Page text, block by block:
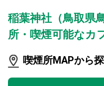
稲葉神社（鳥取県
所・喫煙可能なカ
喫煙所MAPから